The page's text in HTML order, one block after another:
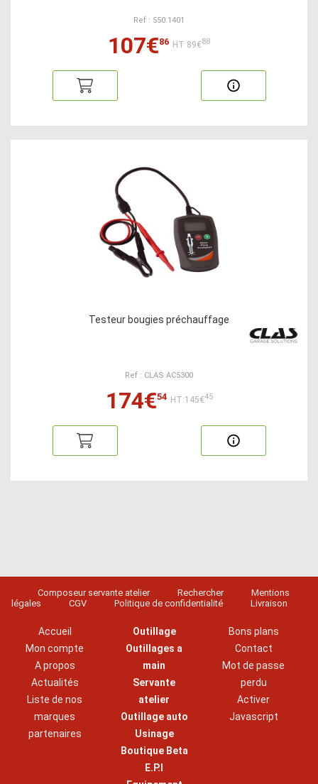
Ref : 550.1401
107€86 HT:89€88
Testeur bougies préchauffage
Ref : CLAS AC5300
174€54 HT:145€45
Composeur servante atelier Rechercher
Mentions
légales
CGV Politique de confidentialité Livraison
Accueil
Mon compte
A propos
Actualités
Liste de nos
marques
partenaires
Outillage
Outillages a
main
Servante
atelier
Outillage auto
Usinage
Boutique Beta
E.P.I
Bons plans
Contact
Mot de passe
perdu
Activer
Javascript